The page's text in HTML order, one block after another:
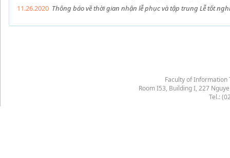
11.26.2020 Thông báo về thời gian nhận lễ phục và tập trung Lễ tốt
Faculty of Information
Room I53, Building I, 227
Tel.: